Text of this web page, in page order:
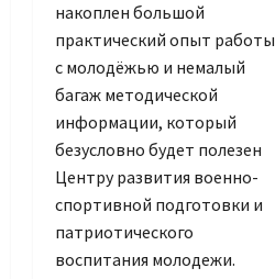
накоплен большой
практический опыт работы
с молодёжью и немалый
багаж методической
информации, который
безусловно будет полезен
Центру развития военно-
спортивной подготовки и
патриотического
воспитания молодежи.